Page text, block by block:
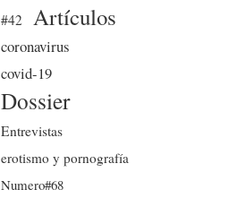
#42
Artículos
coronavirus
covid-19
Dossier
Entrevistas
erotismo y pornografía
Numero#68